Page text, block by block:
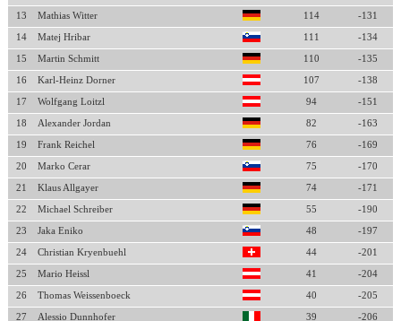
13 Mathias Witter 114 -131
14 Matej Hribar 111 -134
15 Martin Schmitt 110 -135
16 Karl-Heinz Dorner 107 -138
17 Wolfgang Loitzl 94 -151
18 Alexander Jordan 82 -163
19 Frank Reichel 76 -169
20 Marko Cerar 75 -170
21 Klaus Allgayer 74 -171
22 Michael Schreiber 55 -190
23 Jaka Eniko 48 -197
24 Christian Kryenbuehl 44 -201
25 Mario Heissl 41 -204
26 Thomas Weissenboeck 40 -205
27 Alessio Dunnhofer 39 -206